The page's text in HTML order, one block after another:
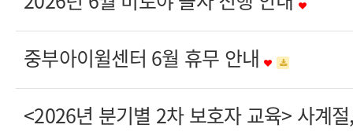
중부아이윌센터 6월 휴무 안내
<2026년 분기별 2차 보호자 교육> 사계